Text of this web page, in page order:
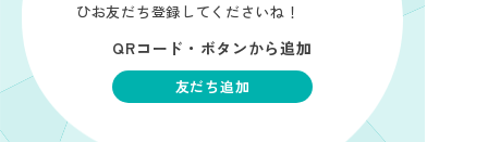
ひお友だち登録してくださいね！
QRコード・ボタンから追加
友だち追加